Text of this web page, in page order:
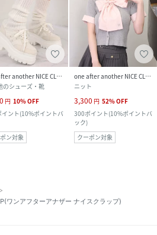
one after another NICE CLAUP
のシューズ・靴
円 10%OFF
イント(10%ポイントバ
ン対象
one after another NICE CLAUP
ニット
3,300 円 52%OFF
300ポイント(10%ポイントバ
ック)
クーポン対象
ワンアフターアナザー ナイスクラップ)